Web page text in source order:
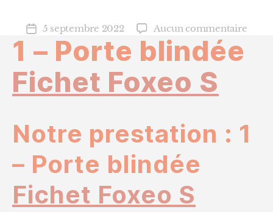
Date
l’article
5 septembre 2022 Aucun commentairesur
1 – Porte blindée
Fichet Foxeo S
Notre prestation : 1
– Porte blindée
Fichet Foxeo S